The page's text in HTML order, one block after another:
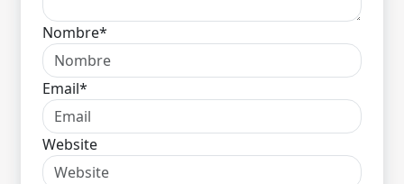
Nombre*
Email*
Website